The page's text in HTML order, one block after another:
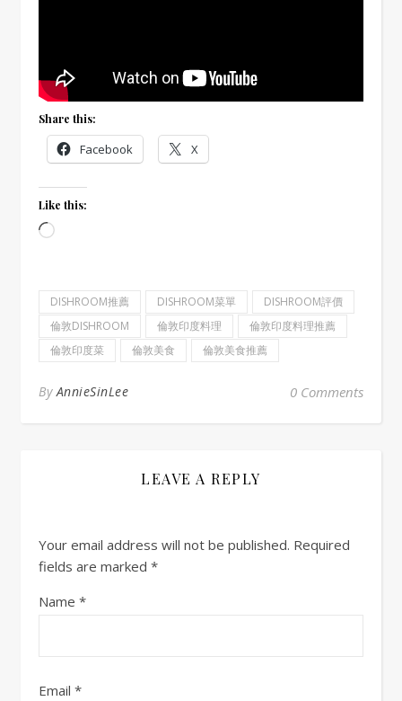
Share this:
Facebook X
Like this:
Loading…
DISHROOM推薦 DISHROOM菜單
DISHROOM評價
倫敦DISHROOM
倫敦印度料理
倫敦印度料理推薦
倫敦印度菜
倫敦美食 倫敦美食推薦
ByAnnieSinLee 0 Comments
LEAVE A REPLY
Your email address will not be published. Required
fields are marked *
Name *
Email *